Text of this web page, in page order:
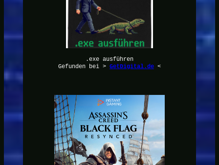
.exe ausführen
Gefunden bei > GetDigital.de <